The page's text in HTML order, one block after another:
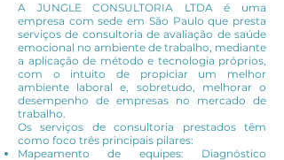
A JUNGLE CONSULTORIA LTDA é uma
empresa com sede em São Paulo que presta
serviços de consultoria de avaliação de saúde
emocional no ambiente de trabalho, mediante
a aplicação de método e tecnologia próprios,
com o intuito de propiciar um melhor
ambiente laboral e, sobretudo, melhorar o
desempenho de empresas no mercado de
trabalho.
Os serviços de consultoria prestados têm
como foco três principais pilares:
Mapeamento de equipes: Diagnóstico